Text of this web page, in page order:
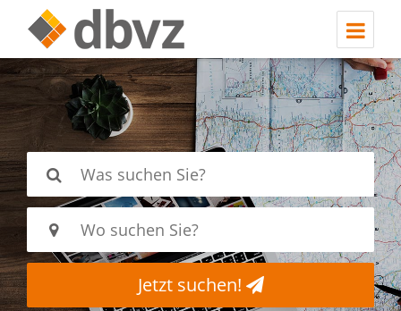
Jetzt suchen!